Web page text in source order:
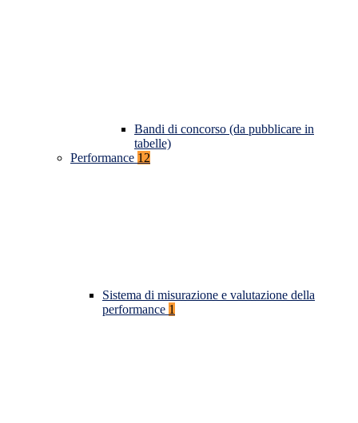
Bandi di concorso (da pubblicare in
tabelle)
Performance 12
Sistema di misurazione e valutazione della
performance 1